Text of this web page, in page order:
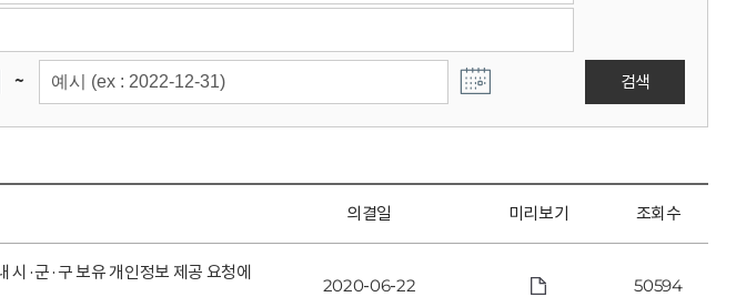
~ 검색
의결일 미리보기 조회수
시·군·구 보유 개인정보 제공 요청에
2020-06-22 50594